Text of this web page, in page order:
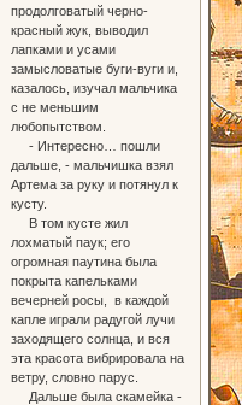
продолговатый черно-
красный жук, выводил
лапками и усами
замысловатые буги-вуги и,
казалось, изучал мальчика
с не меньшим
любопытством.
- Интересно… пошли
дальше, - мальчишка взял
Артема за руку и потянул к
кусту.
В том кусте жил
лохматый паук; его
огромная паутина была
покрыта капельками
вечерней росы, в каждой
капле играли радугой лучи
заходящего солнца, и вся
эта красота вибрировала на
ветру, словно парус.
Дальше была скамейка -